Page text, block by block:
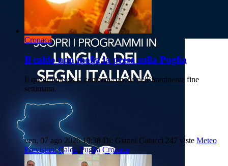
Cronaca
Il caldo non molla la presa sulla Puglia
Il quadro meteo si conferma anche nell’imminente fine
settimana.
ven, 07 ago 2026 19:38 Di: Gianni Catucci 247 viste Meteo
Previsioni Caldo Puglia Cronaca